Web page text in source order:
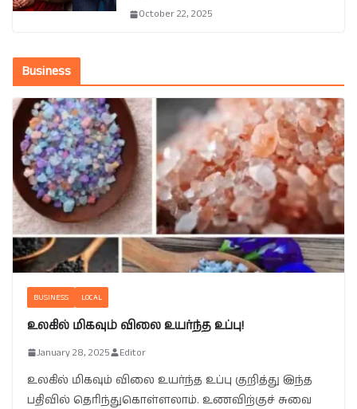
October 22, 2025
Business
BUSINESS LOCAL
உலகில் மிகவும் விலை உயர்ந்த உப்பு!
January 28, 2025 Editor
உலகில் மிகவும் விலை உயர்ந்த உப்பு குறித்து இந்த
பதிவில் தெரிந்துகொள்ளலாம். உணவிற்குச் சுவை